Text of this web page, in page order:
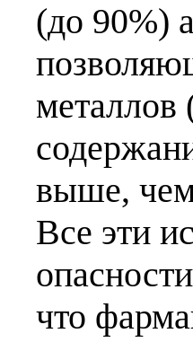
(до 90%)
металлов
выше, чем
Все эти
что